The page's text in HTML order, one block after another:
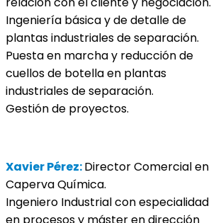
Ingeniería básica y de detalle de
plantas industriales de separación.
Puesta en marcha y reducción de
cuellos de botella en plantas
industriales de separación.
Gestión de proyectos.
Xavier Pérez:Director Comercial en
Caperva Química.
Ingeniero Industrial con especialidad
en procesos y máster en dirección